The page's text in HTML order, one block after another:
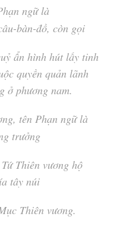
ngữ là
bàn-đồ, còn gọi
ẩn hình hút lấy tinh
quyền quản lãnh
ở phương nam.
, tên Phạn ngữ là
trưởng
Thiên vươnghộ
tây núi
Thiên vương.